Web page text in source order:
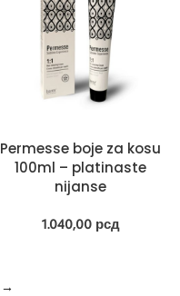
Permesse boje za kosu
100ml – platinaste
nijanse
1.040,00 рсд
→